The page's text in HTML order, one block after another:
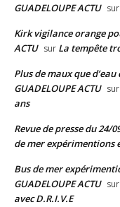
GUADELOUPE ACTU sur
Kirk vigilance orange
ACTU sur La tempête
Plus de maux que
GUADELOUPE ACTU sur
ans
Revue de presse du 24/
de mer expérimentions
Bus de mer
GUADELOUPE ACTU sur
avec D.R.I.V.E